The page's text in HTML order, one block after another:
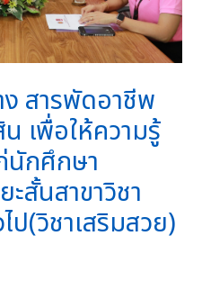
ง สารพัดอาชีพ
เพื่อให้ความรู้
นักศึกษา
สั้นสาขาวิชา
(วิชาเสริมสวย)